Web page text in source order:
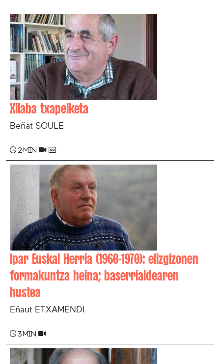
Xilaba txapelketa
Beñat SOULE
2 min
Ipar Euskal Herria (1960-1970): elizgizonen
formakuntza heina; baserrialdearen
hustea
Eñaut ETXAMENDI
3 min